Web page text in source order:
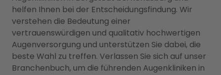
helfen Ihnen bei der Entscheidungsfindung. Wir
verstehen die Bedeutung einer
vertrauenswürdigen und qualitativ hochwertigen
Augenversorgung und unterstützen Sie dabei, die
beste Wahl zu treffen. Verlassen Sie sich auf unser
Branchenbuch, um die führenden Augenkliniken in